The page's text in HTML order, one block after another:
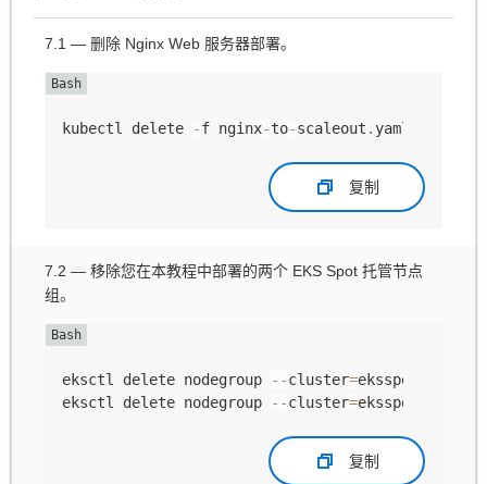
7.1 — 删除 Nginx Web 服务器部署。
kubectl delete -f nginx-to-scaleout . yaml
复制
7.2 — 移除您在本教程中部署的两个 EKS Spot 托管节点
组。
eksctl delete nodegroup --cluster=
eksctl delete nodegroup
--cluster=
复制